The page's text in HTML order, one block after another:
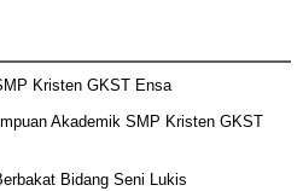
Kristen GKST Ensa
Akademik SMP Kristen GKST
Bidang Seni Lukis